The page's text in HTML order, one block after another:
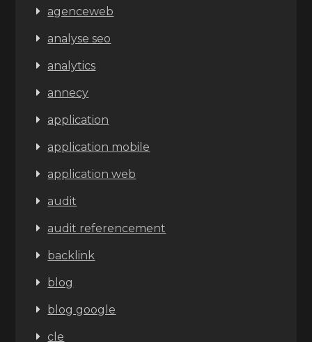
agenceweb
analyse seo
analytics
annecy
application
application mobile
application web
audit
audit referencement
backlink
blog
blog google
cle